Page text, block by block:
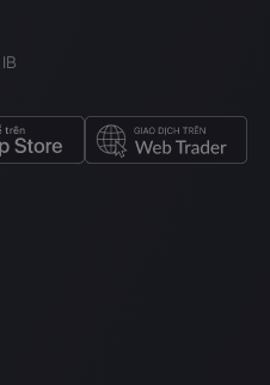
IB